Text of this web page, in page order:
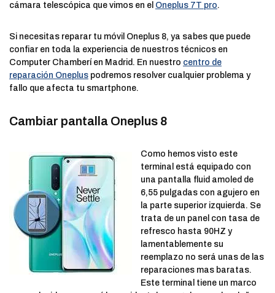
cámara telescópica que vimos en el Oneplus 7T pro.
Si necesitas reparar tu móvil Oneplus 8, ya sabes que puede
confiar en toda la experiencia de nuestros técnicos en
Computer Chamberí en Madrid. En nuestro centro de
reparación Oneplus podremos resolver cualquier problema y
fallo que afecta tu smartphone.
Cambiar pantalla Oneplus 8
Como hemos visto este
terminal está equipado con
una pantalla fluid amoled de
6,55 pulgadas con agujero en
la parte superior izquierda. Se
trata de un panel con tasa de
refresco hasta 90HZ y
lamentablemente su
reemplazo no será unas de las
reparaciones mas baratas.
Este terminal tiene un marco